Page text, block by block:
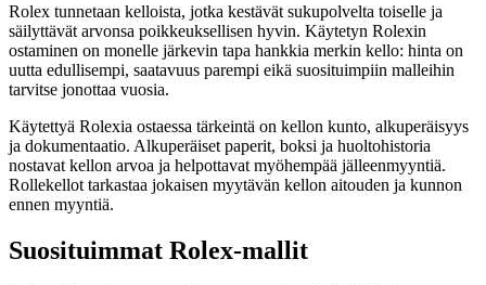
Rolex tunnetaan kelloista, jotka kestävät sukupolvelta toiselle ja
säilyttävät arvonsa poikkeuksellisen hyvin. Käytetyn Rolexin
ostaminen on monelle järkevin tapa hankkia merkin kello: hinta on
uutta edullisempi, saatavuus parempi eikä suosituimpiin malleihin
tarvitse jonottaa vuosia.
Käytettyä Rolexia ostaessa tärkeintä on kellon kunto, alkuperäisyys
ja dokumentaatio. Alkuperäiset paperit, boksi ja huoltohistoria
nostavat kellon arvoa ja helpottavat myöhempää jälleenmyyntiä.
Rollekellot tarkastaa jokaisen myytävän kellon aitouden ja kunnon
ennen myyntiä.
Suosituimmat Rolex-mallit